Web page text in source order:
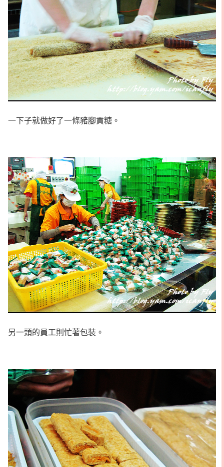
一下子就做好了一條豬腳貢糖。
另一頭的員工則忙著包裝。